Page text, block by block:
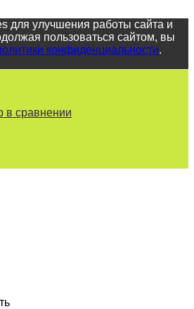
для улучшения работы сайта и
пользоваться сайтом, вы
конфиденциальности.
в сравнении